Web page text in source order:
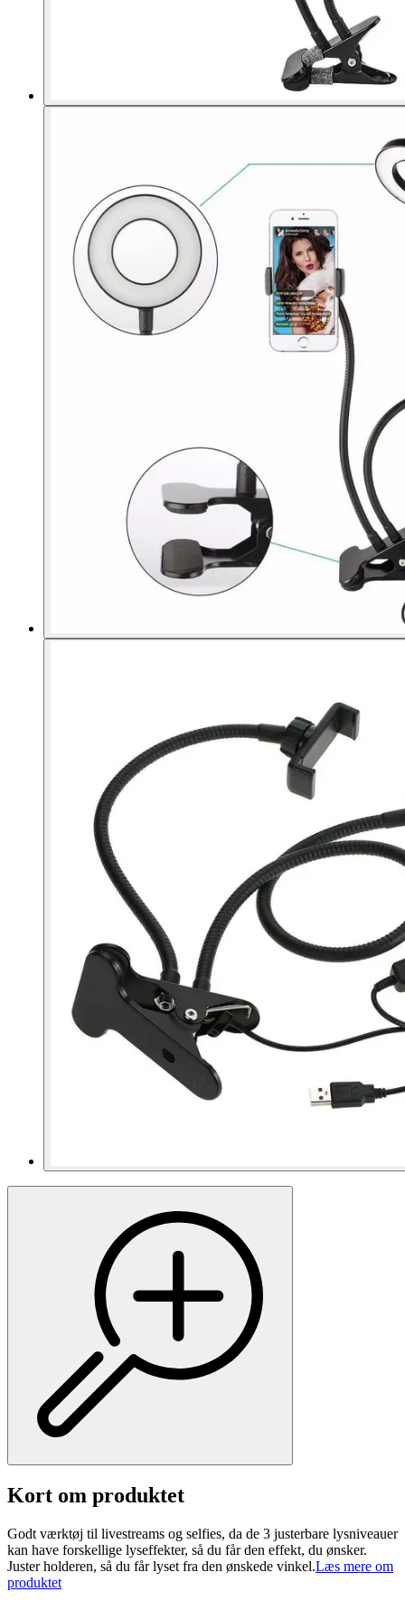
Kort om produktet
Godt værktøj til livestreams og selfies, da de 3 justerbare lysniveauer
kan have forskellige lyseffekter, så du får den effekt, du ønsker.
Juster holderen, så du får lyset fra den ønskede vinkel.Læs mere om
produktet